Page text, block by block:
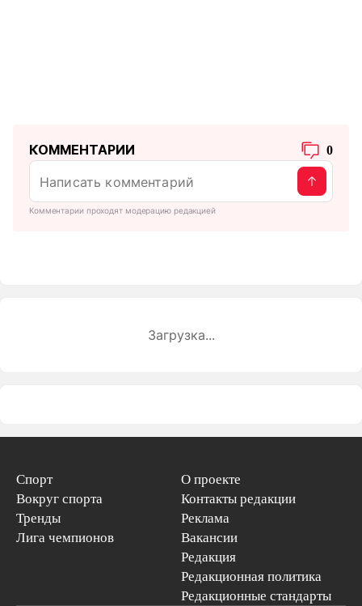
КОММЕНТАРИИ 0
Комментарии проходят модерацию редакцией
Загрузка...
Спорт
Вокруг спорта
Тренды
Лига чемпионов
О проекте
Контакты редакции
Реклама
Вакансии
Редакция
Редакционная политика
Редакционные стандарты